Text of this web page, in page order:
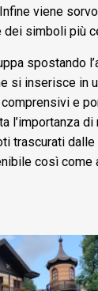
viene
dei simboli più
spostando
si inserisce in
e
l’importanza
trascurati
così come